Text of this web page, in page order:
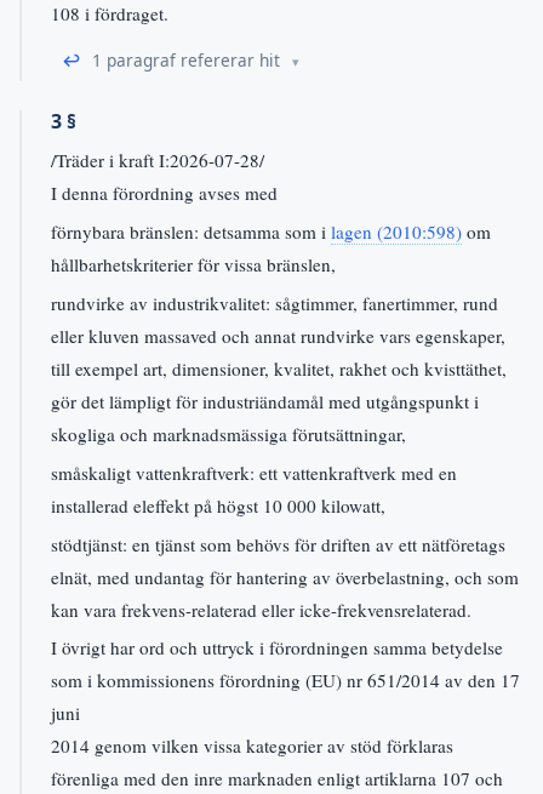
108 i fördraget.
↩ 1 paragraf refererar hit
3 §
/Träder i kraft I:2026-07-28/
I denna förordning avses med
förnybara bränslen: detsamma som i lagen (2010:598) om
hållbarhetskriterier för vissa bränslen,
rundvirke av industrikvalitet: sågtimmer, fanertimmer, rund
eller kluven massaved och annat rundvirke vars egenskaper,
till exempel art, dimensioner, kvalitet, rakhet och kvisttäthet,
gör det lämpligt för industriändamål med utgångspunkt i
skogliga och marknadsmässiga förutsättningar,
småskaligt vattenkraftverk: ett vattenkraftverk med en
installerad eleffekt på högst 10 000 kilowatt,
stödtjänst: en tjänst som behövs för driften av ett nätföretags
elnät, med undantag för hantering av överbelastning, och som
kan vara frekvens-relaterad eller icke-frekvensrelaterad.
I övrigt har ord och uttryck i förordningen samma betydelse
som i kommissionens förordning (EU) nr 651/2014 av den 17
juni
2014 genom vilken vissa kategorier av stöd förklaras
förenliga med den inre marknaden enligt artiklarna 107 och